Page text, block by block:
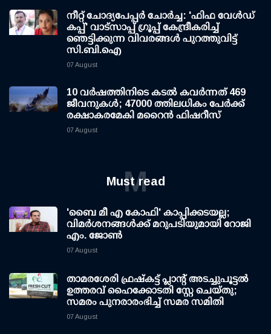
നീറ്റ് ചോദ്യപേപ്പര്‍ ചോര്‍ച്ച: 'ഫിഫ വേള്‍ഡ്
കപ്പ്' വാട്സാപ്പ് ഗ്രൂപ്പ് കേന്ദ്രീകരിച്ച്
ഞെട്ടിക്കുന്ന വിവരങ്ങള്‍ പുറത്തുവിട്ട്
സി.ബി.ഐ
07 August
10 വര്‍ഷത്തിനിടെ കടല്‍ കവര്‍ന്നത് 469
ജീവനുകള്‍; 47000 ത്തിലധികം പേര്‍ക്ക്
രക്ഷാകരമേകി മറൈന്‍ ഫിഷറീസ്
07 August
Must read
M
'ബൈ മീ എ കോഫി' കാപ്പിക്കടയല്ല;
വിമര്‍ശനങ്ങള്‍ക്ക് മറുപടിയുമായി റോജി
എം. ജോണ്‍
07 August
താമരശേരി ഫ്രഷ്കട്ട് പ്ലാന്റ് അടച്ചുപൂട്ടൽ
ഉത്തരവ് ഹൈക്കോടതി സ്റ്റേ ചെയ്തു;
സമരം പുനരാരംഭിച്ച് സമര സമിതി
07 August